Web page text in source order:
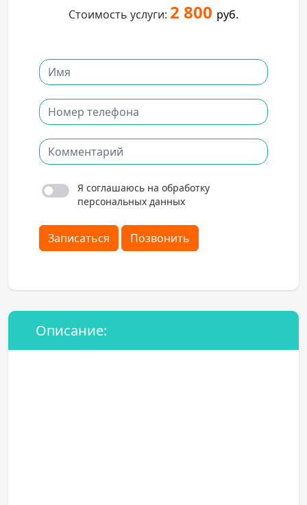
Стоимость услуги: 2 800 руб.
Я соглашаюсь на обработку
персональных данных
Записаться Позвонить
Описание: